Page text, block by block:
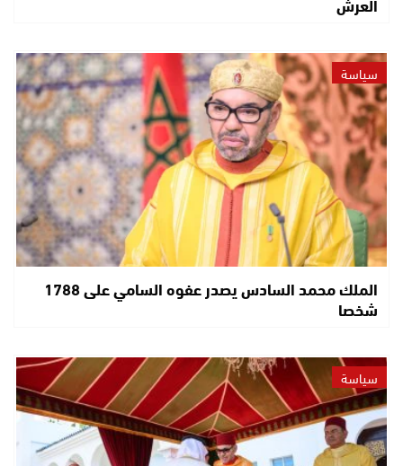
سياسة
الملك محمد السادس يصدر عفوه السامي على 1788
شخصا
سياسة